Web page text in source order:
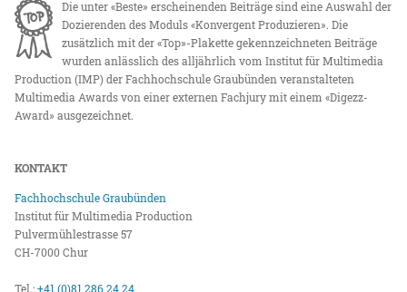
Die unter «Beste» erscheinenden Beiträge sind eine Auswahl der
Dozierenden des Moduls «Konvergent Produzieren». Die
zusätzlich mit der «Top»-Plakette gekennzeichneten Beiträge
wurden anlässlich des alljährlich vom Institut für Multimedia
Production (IMP) der Fachhochschule Graubünden veranstalteten
Multimedia Awards von einer externen Fachjury mit einem «Digezz-
Award» ausgezeichnet.
KONTAKT
Fachhochschule Graubünden
Institut für Multimedia Production
Pulvermühlestrasse 57
CH-7000 Chur
Tel.:+41 (0)81 286 24 24